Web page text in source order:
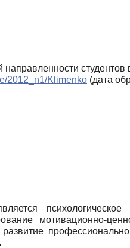
студентов
2012_n1/Klimenko (дата
психологическое
мотивационно-